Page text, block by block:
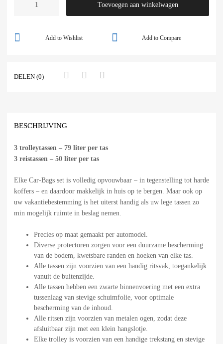
Toevoegen aan winkelwagen
Add to Compare
Add to Wishlist
DELEN (0)
BESCHRIJVING
3 trolleytassen – 79 liter per tas
3 reistassen – 50 liter per tas
Elke Car-Bags set is volledig opvouwbaar – in tegenstelling tot harde
koffers – en daardoor makkelijk in huis op te bergen. Maar ook op
uw vakantiebestemming is het uiterst handig als uw lege tassen zo
min mogelijk ruimte in beslag nemen.
Precies op maat gemaakt per automodel.
Diverse protectoren zorgen voor een duurzame bescherming
van de bodem, kwetsbare randen en hoeken van elke tas.
Alle tassen zijn voorzien van een handig ritsvak, toegankelijk
vanuit de buitenzijde.
Alle tassen hebben een zwarte binnenvoering met een extra
tussenlaag van stevige schuimfolie, voor optimale
bescherming van de inhoud.
Alle ritsen zijn voorzien van metalen ogen, zodat deze
afsluitbaar zijn met een klein hangslotje.
Elke trolley is voorzien van een handige trekstang en stevige